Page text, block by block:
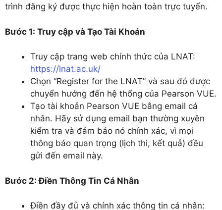
trình đăng ký được thực hiện hoàn toàn trực tuyến.
Bước 1: Truy cập và Tạo Tài Khoản
Truy cập trang web chính thức của LNAT:
https://lnat.ac.uk/
Chọn “Register for the LNAT” và sau đó được
chuyển hướng đến hệ thống của Pearson VUE.
Tạo tài khoản Pearson VUE bằng email cá
nhân. Hãy sử dụng email bạn thường xuyên
kiểm tra và đảm bảo nó chính xác, vì mọi
thông báo quan trọng (lịch thi, kết quả) đều
gửi đến email này.
Bước 2: Điền Thông Tin Cá Nhân
Điền đầy đủ và chính xác thông tin cá nhân: